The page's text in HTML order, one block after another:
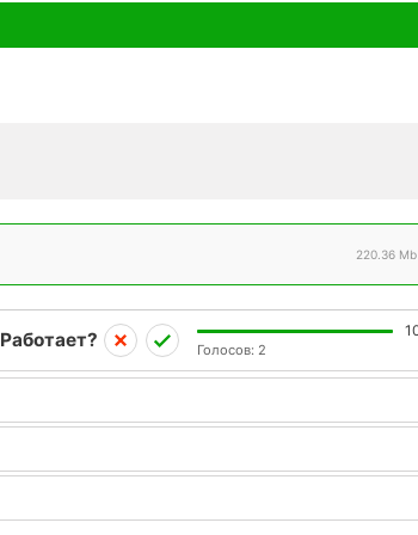
220.36 Mb
Работает? Голосов: 2